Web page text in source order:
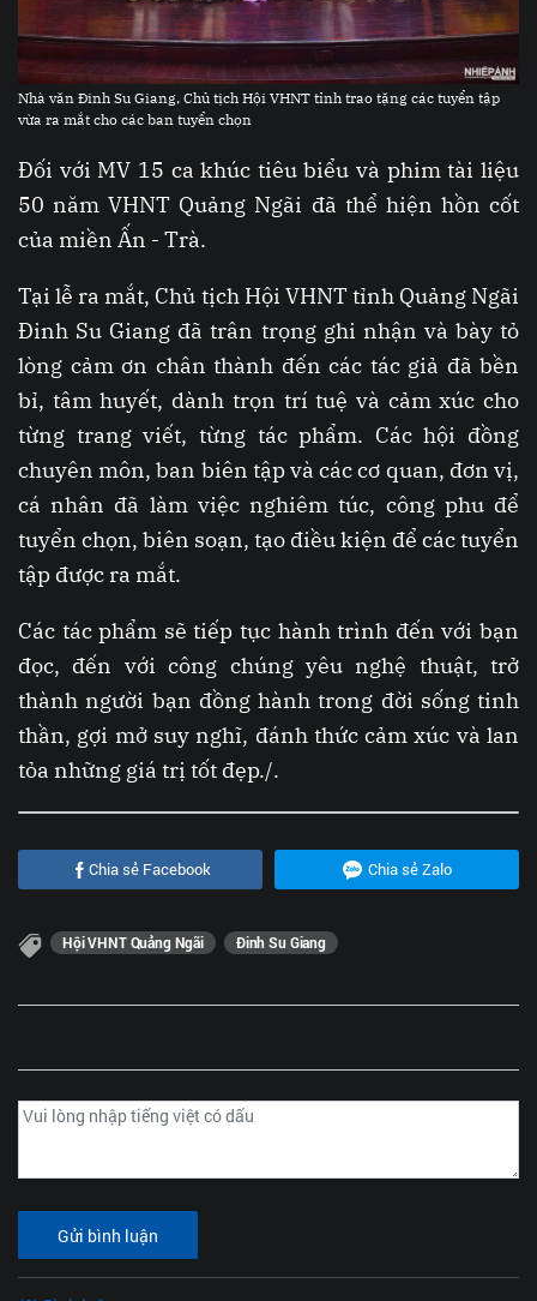
Nhà văn Đinh Su Giang, Chủ tịch Hội VHNT tỉnh trao tặng các tuyển tập
vừa ra mắt cho các ban tuyển chọn
Đối với MV 15 ca khúc tiêu biểu và phim tài liệu
50 năm VHNT Quảng Ngãi đã thể hiện hồn cốt
của miền Ấn - Trà.
Tại lễ ra mắt, Chủ tịch Hội VHNT tỉnh Quảng Ngãi
Đinh Su Giang đã trân trọng ghi nhận và bày tỏ
lòng cảm ơn chân thành đến các tác giả đã bền
bỉ, tâm huyết, dành trọn trí tuệ và cảm xúc cho
từng trang viết, từng tác phẩm. Các hội đồng
chuyên môn, ban biên tập và các cơ quan, đơn vị,
cá nhân đã làm việc nghiêm túc, công phu để
tuyển chọn, biên soạn, tạo điều kiện để các tuyển
tập được ra mắt.
Các tác phẩm sẽ tiếp tục hành trình đến với bạn
đọc, đến với công chúng yêu nghệ thuật, trở
thành người bạn đồng hành trong đời sống tinh
thần, gợi mở suy nghĩ, đánh thức cảm xúc và lan
tỏa những giá trị tốt đẹp./.
Chia sẻ Facebook Chia sẻ Zalo
Hội VHNT Quảng Ngãi Đinh Su Giang
Gửi bình luận